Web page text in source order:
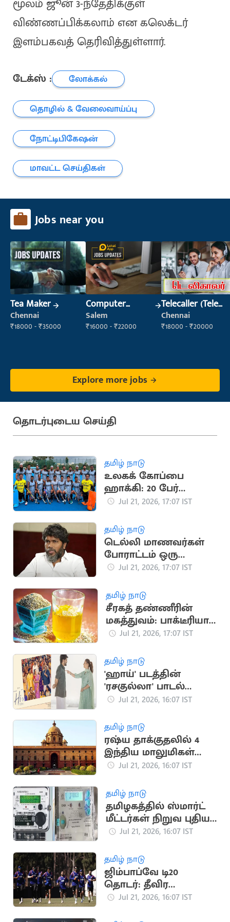
மூலம் ஜூன் 3-ந்தேதிக்குள்
விண்ணப்பிக்கலாம் என கலெக்டர்
இளம்பகவத் தெரிவித்துள்ளார்.
டேக்ஸ் :
லோக்கல்
தொழில் & வேலைவாய்ப்பு
நோட்டிபிகேஷன்
மாவட்ட செய்திகள்
Jobs near you
Tea Maker
Chennai
₹18000 - ₹35000
Computer
Operator
Salem
₹16000 - ₹22000
Telecaller (Tele
Sales)
Chennai
₹18000 - ₹20000
Explore more jobs
தொடர்புடைய செய்தி
தமிழ் நாடு
உலகக் கோப்பை
ஹாக்கி: 20 பேர்
கொண்ட இந்திய
Jul 21, 2026, 17:07 IST
தமிழ் நாடு
டெல்லி மாணவர்கள்
போராட்டம் ஒரு
தலைமுறையின்
பா.ரஞ்சித்
Jul 21, 2026, 17:07 IST
தமிழ் நாடு
சீரகத் தண்ணீரின்
மகத்துவம்: பாக்டீரியா
தொற்று முதல் இதய
Jul 21, 2026, 17:07 IST
தமிழ் நாடு
'ஹாய்' படத்தின்
'ரசகுல்லா' பாடல்
நாளை வெளியீடு
Jul 21, 2026, 16:07 IST
தமிழ் நாடு
ரஷ்ய தாக்குதலில் 4
இந்திய மாலுமிகள்
பலி: இந்தியா
Jul 21, 2026, 16:07 IST
தமிழ் நாடு
தமிழகத்தில் ஸ்மார்ட்
மீட்டர்கள் நிறுவ புதிய
டெண்டர் பணிகள்
Jul 21, 2026, 16:07 IST
தமிழ் நாடு
ஜிம்பாப்வே டி20
தொடர்: தீவிர
பயிற்சியில் இந்திய
Jul 21, 2026, 16:07 IST